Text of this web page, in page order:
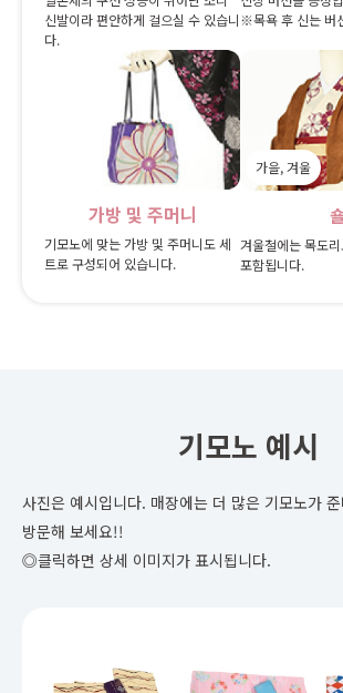
신발이라 편안하게 걸으실 수 있습니
다.
※목욕 후 신는 버
가방 및 주머니
기모노에 맞는 가방 및 주머니도 세
트로 구성되어 있습니다.
가을, 겨울
겨울철에는 목도
포함됩니다.
기모노 예시
사진은 예시입니다. 매장에는 더 많은 기모노가
방문해 보세요!!
◎클릭하면 상세 이미지가 표시됩니다.